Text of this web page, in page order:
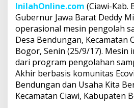
InilahOnline.com (Ciawi-Kab.
Gubernur Jawa Barat Deddy
operasional mesin pengolah
Desa Bendungan, Kecamatan
Bogor, Senin (25/9/17). Mesin
dari program pengolahan
Akhir berbasis komunitas
Bendungan dan Usaha Kita
Kecamatan Ciawi, Kabupaten